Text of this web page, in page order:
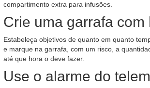
compartimento extra para infusões.
Crie uma garrafa com
Estabeleça objetivos de quanto em quanto
e marque na garrafa, com um risco, a
até que hora o deve fazer.
Use o alarme do